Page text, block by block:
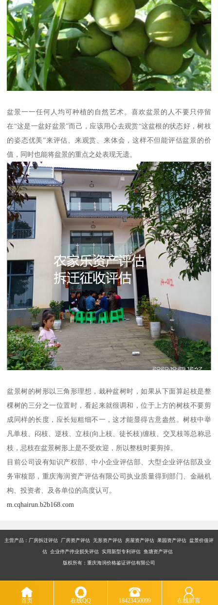
盆景一一任何人均可种植的自然艺术。喜欢盆景的人不要只停留
在“这是一盆好盆景”而己，应该用心去观赏“这盆根的状态好，树枝
的姿态优美”来评估、来观赏、来体会，这样不但能评估盆景的价
值，同时也能将盆景的重点之处表现无遗。
盆景树的树形以三角形理想，栽种盆树时，如果从下面算起枝是整
棵树的三分之一位置时，看起来就很调和，位于上方的树枝不要剪
成同样的长度，应长短粗细不一，这才能显得古意盎然。树枝中举
凡单枝、闷枝、逆枝、立枝(向上枝、徒长枝)缠枝、交叉枝等总称忌
枝，忌枝在盆景树形上是不受欢迎，所以整枝时要剪掉。
目前公司设有知识产权部、中小企业评估部、大型企业评估部及业
务审核部，重庆海润资产评估有限公司执业质量得到部门、金融机
构、投资者、及各单位的高度认可。
m.cqhairun.b2b168.com
主营产品：厂房拆迁评估 厂房资产评估 无形资产评估 房屋资产评估 果园资产评估 盆景价值评
估 企业停产停业损失评估 实用新型专利评估 鱼塘资产评估
版权所有：重庆海润价格鉴证评估有限公司
首页 在线QQ 18423450099 在线留言